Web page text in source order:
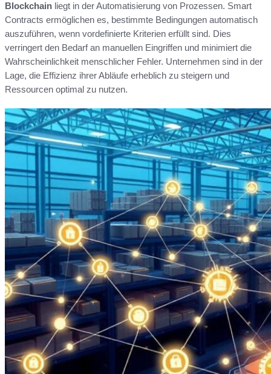
Blockchain liegt in der Automatisierung von Prozessen. Smart
Contracts ermöglichen es, bestimmte Bedingungen automatisch
auszuführen, wenn vordefinierte Kriterien erfüllt sind. Dies
verringert den Bedarf an manuellen Eingriffen und minimiert die
Wahrscheinlichkeit menschlicher Fehler. Unternehmen sind in der
Lage, die Effizienz ihrer Abläufe erheblich zu steigern und
Ressourcen optimal zu nutzen.